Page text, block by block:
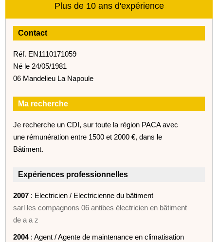
Plus de 10 ans d'expérience
Contact
Réf. EN1110171059
Né le 24/05/1981
06 Mandelieu La Napoule
Ma recherche
Je recherche un CDI, sur toute la région PACA avec
une rémunération entre 1500 et 2000 €, dans le
Bâtiment.
Expériences professionnelles
2007 : Electricien / Electricienne du bâtiment
sarl les compagnons 06 antibes électricien en bâtiment
de a a z
2004: Agent / Agente de maintenance en climatisation